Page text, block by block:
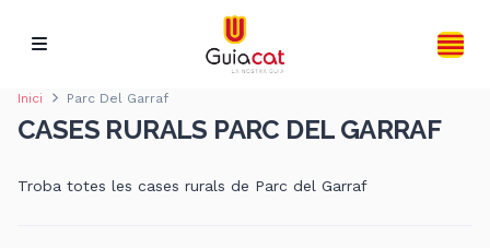
Inici Parc Del Garraf
CASES RURALS PARC DEL GARRAF
Troba totes les cases rurals de Parc del Garraf